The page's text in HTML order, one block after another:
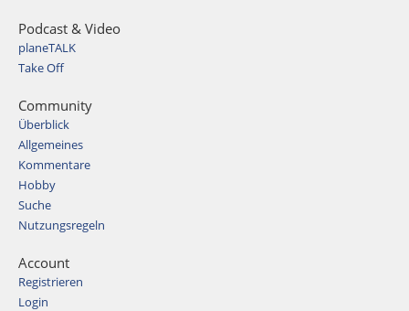
Podcast & Video
planeTALK
Take Off
Community
Überblick
Allgemeines
Kommentare
Hobby
Suche
Nutzungsregeln
Account
Registrieren
Login